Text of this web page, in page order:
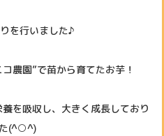
アクセス
を行いました♪
農園”で苗から育てたお芋！
を吸収し、大きく成長しており
(^○^)